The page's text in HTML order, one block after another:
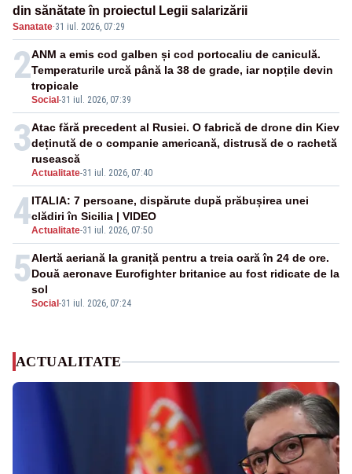
din sănătate în proiectul Legii salarizării
Sanatate·31 iul. 2026, 07:29
2
Social -31 iul. 2026, 07:39
ANM a emis cod galben și cod portocaliu de caniculă.
Temperaturile urcă până la 38 de grade, iar nopțile devin
tropicale
3
Actualitate-31 iul. 2026, 07:40
Atac fără precedent al Rusiei. O fabrică de drone din Kiev
deținută de o companie americană, distrusă de o rachetă
rusească
4Actualitate-31 iul. 2026, 07:50
ITALIA: 7 persoane, dispărute după prăbușirea unei
clădiri în Sicilia | VIDEO
5
Social -31 iul. 2026, 07:24
Alertă aeriană la graniță pentru a treia oară în 24 de ore.
Două aeronave Eurofighter britanice au fost ridicate de la
sol
ACTUALITATE